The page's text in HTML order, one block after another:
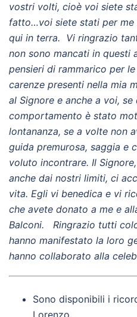
vostri volti, cioè voi siete
fatto…voi siete stati per me
qui in terra. Vi ringrazio
non sono mancati in questi
pensieri di rammarico per
carenze presenti nella mia
al Signore e anche a voi, se
comportamento è stato
lontananza, se a volte non
guida premurosa, saggia e
voluto incontrare. Il
anche dai nostri limiti, ci
vita. Egli vi benedica e vi
che avete donato a me e
Balconi. Ringrazio tutti
hanno manifestato la loro
hanno collaborato alla
Sono disponibili i
Lorenzo.